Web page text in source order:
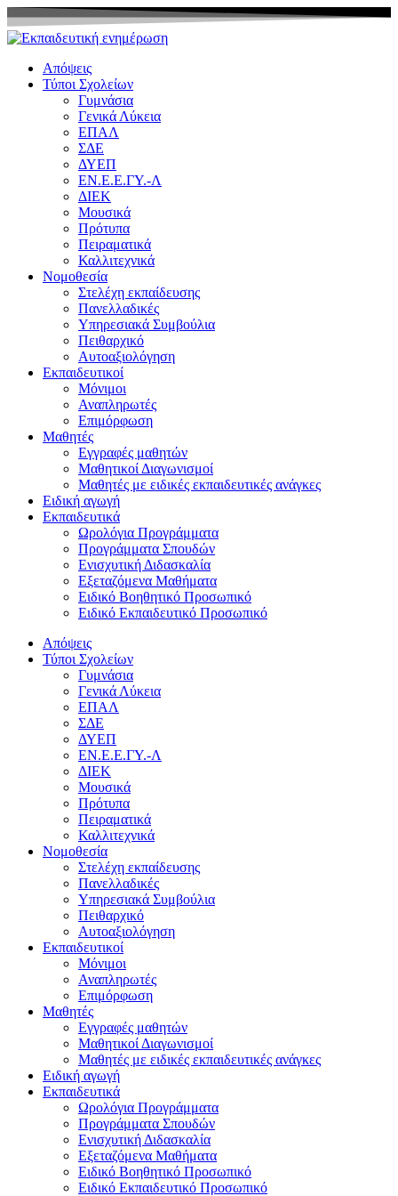
Μετάβαση
στο
περιεχόμενο
Απόψεις
Τύποι Σχολείων
Γυμνάσια
Γενικά Λύκεια
ΕΠΑΛ
ΣΔΕ
ΔΥΕΠ
ΕΝ.Ε.Ε.ΓΥ.-Λ
ΔΙΕΚ
Μουσικά
Πρότυπα
Πειραματικά
Καλλιτεχνικά
Νομοθεσία
Στελέχη εκπαίδευσης
Πανελλαδικές
Υπηρεσιακά Συμβούλια
Πειθαρχικό
Αυτοαξιολόγηση
Εκπαιδευτικοί
Μόνιμοι
Αναπληρωτές
Επιμόρφωση
Μαθητές
Εγγραφές μαθητών
Μαθητικοί Διαγωνισμοί
Μαθητές με ειδικές εκπαιδευτικές ανάγκες
Ειδική αγωγή
Εκπαιδευτικά
Ωρολόγια Προγράμματα
Προγράμματα Σπουδών
Ενισχυτική Διδασκαλία
Εξεταζόμενα Μαθήματα
Ειδικό Βοηθητικό Προσωπικό
Ειδικό Εκπαιδευτικό Προσωπικό
Απόψεις
Τύποι Σχολείων
Γυμνάσια
Γενικά Λύκεια
ΕΠΑΛ
ΣΔΕ
ΔΥΕΠ
ΕΝ.Ε.Ε.ΓΥ.-Λ
ΔΙΕΚ
Μουσικά
Πρότυπα
Πειραματικά
Καλλιτεχνικά
Νομοθεσία
Στελέχη εκπαίδευσης
Πανελλαδικές
Υπηρεσιακά Συμβούλια
Πειθαρχικό
Αυτοαξιολόγηση
Εκπαιδευτικοί
Μόνιμοι
Αναπληρωτές
Επιμόρφωση
Μαθητές
Εγγραφές μαθητών
Μαθητικοί Διαγωνισμοί
Μαθητές με ειδικές εκπαιδευτικές ανάγκες
Ειδική αγωγή
Εκπαιδευτικά
Ωρολόγια Προγράμματα
Προγράμματα Σπουδών
Ενισχυτική Διδασκαλία
Εξεταζόμενα Μαθήματα
Ειδικό Βοηθητικό Προσωπικό
Ειδικό Εκπαιδευτικό Προσωπικό